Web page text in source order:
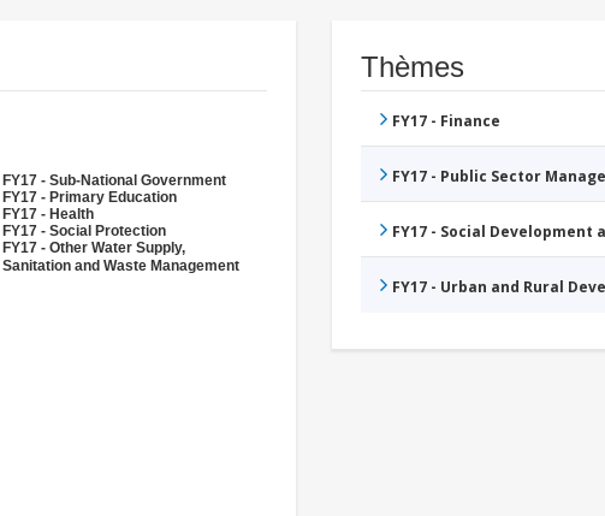
FY17 - Sub-National Government
FY17 - Primary Education
FY17 - Health
FY17 - Social Protection
FY17 - Other Water Supply,
Sanitation and Waste Management
Thèmes
FY17 - Finance
FY17 - Public Sector
FY17 - Social Development
FY17 - Urban and Rural